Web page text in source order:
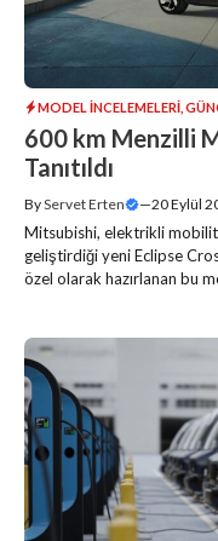
MODEL İNCELEMELERI
600 km Menzilli
Tanıtıldı
ByServet Erten —20 Eylül
Mitsubishi, elektrikli
geliştirdiği yeni Eclipse
özel olarak hazırlanan bu